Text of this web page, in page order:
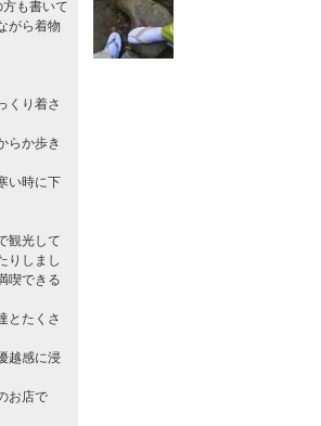
も書いて
がら着物
くり着さ
らか歩き
い時に下
観光して
りしまし
喫できる
とたくさ
越感に浸
お店で